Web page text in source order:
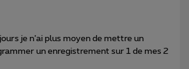
je n’ai plus moyen de mettre un
un enregistrement sur 1 de mes 2